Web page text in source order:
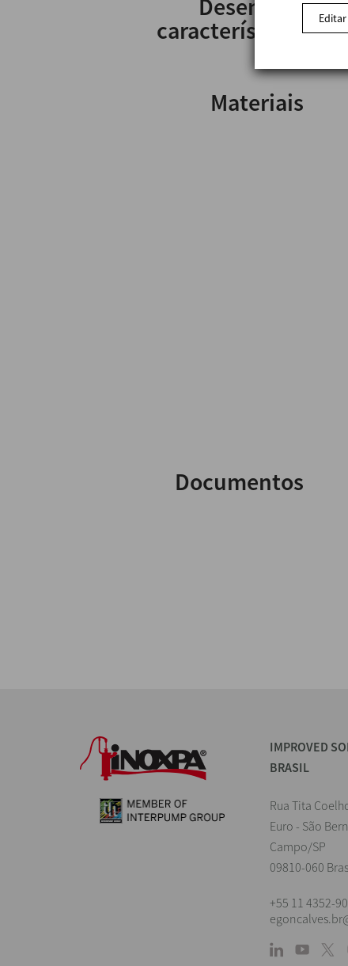
Desenho e
características
Materiais
Documentos
IMPROVED
BRASIL
Rua Tita
Euro - São
Campo/SP
09810-060
+55 11 4352-